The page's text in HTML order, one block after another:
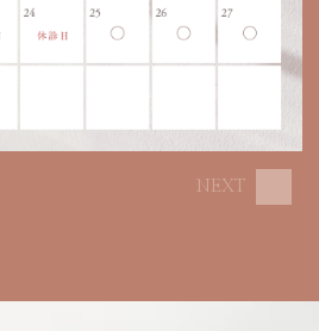
NEXT